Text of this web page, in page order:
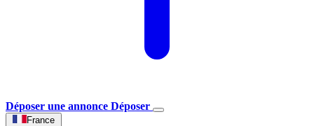
Déposer une annonce Déposer
France